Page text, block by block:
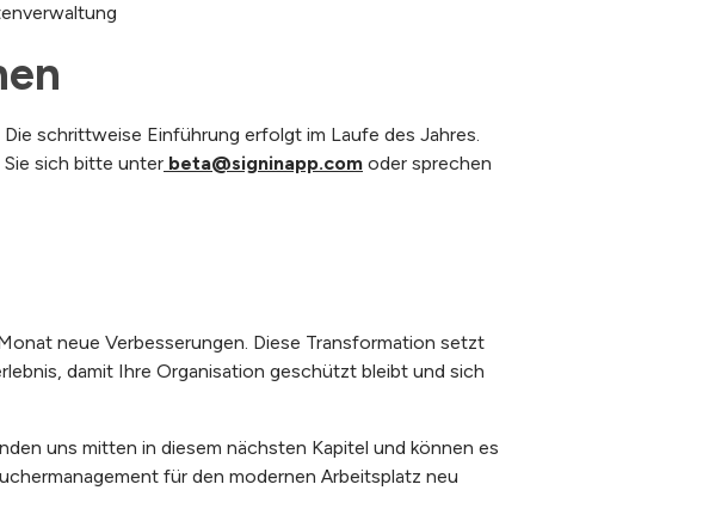
schrittweise Einführung erfolgt im Laufe des Jahres.
sich bitte unter beta@signinapp.com oder sprechen
neue Verbesserungen. Diese Transformation setzt
damit Ihre Organisation geschützt bleibt und sich
uns mitten in diesem nächsten Kapitel und können es
für den modernen Arbeitsplatz neu